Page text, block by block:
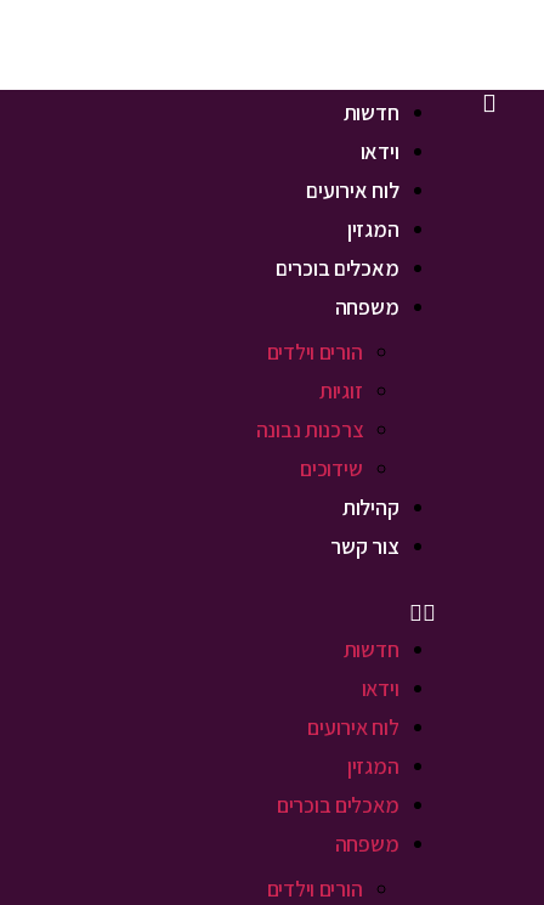
חדשות
וידאו
לוח אירועים
המגזין
מאכלים בוכרים
משפחה
הורים וילדים
זוגיות
צרכנות נבונה
שידוכים
קהילות
צור קשר
חדשות
וידאו
לוח אירועים
המגזין
מאכלים בוכרים
משפחה
הורים וילדים